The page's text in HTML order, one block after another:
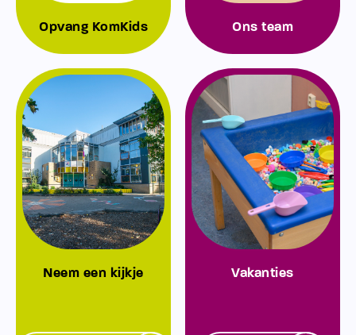
Opvang KomKids Ons team
Neem een kijkje Vakanties